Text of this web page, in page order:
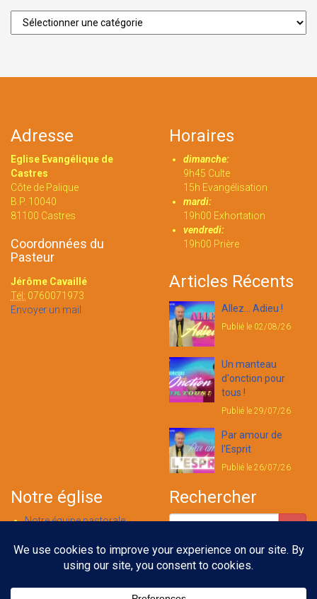
Catégories
Adresse
Eglise Evangélique de
Castres
Côte de Palique
B.P. 10040
81100 Castres
Coordonnées du
Pasteur
Jérôme Cavaillé
Tél: 0760071973
Envoyer un mail
Horaires
dimanche:
9h45 Culte
15h Evangélisation
mardi:
19h00 Exhortation
vendredi:
19h00 Prière
Articles Récents
Allez... Adieu !
Publié le 02/08/26
Un manteau
d'onction pour
tous !
Publié le 29/07/26
Par amour de
l'Esprit
Publié le 26/07/26
Notre église
Notre équipe pastorale
Notre foi
Rechercher